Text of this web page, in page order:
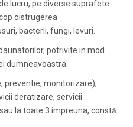
lucru, pe diverse suprafete
distrugerea
bacterii, fungi, levuri.
potrivite in mod
dumneavoastra.
preventie, monitorizare),
deratizare, servicii
la toate 3 impreuna, constă